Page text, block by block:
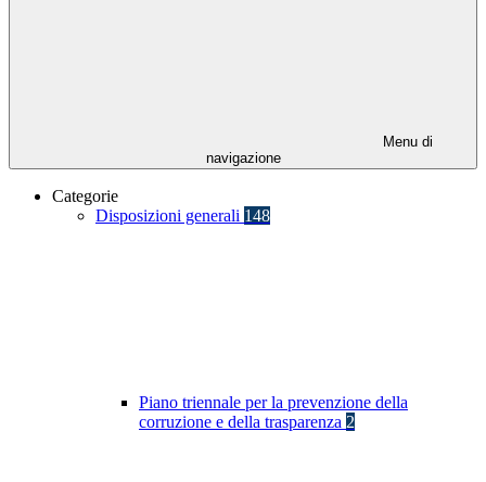
Menu di
navigazione
Categorie
Disposizioni generali 148
Piano triennale per la prevenzione della
corruzione e della trasparenza 2